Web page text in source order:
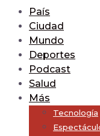
País
Ciudad
Mundo
Deportes
Podcast
Salud
Más
Tecnología